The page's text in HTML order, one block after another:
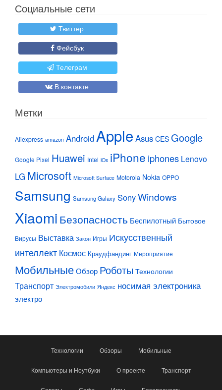
Социальные сети
Твиттер
Фейсбук
Телеграм
В контакте
Метки
Aliexpress amazon Android Apple Asus CES Google
Google Pixel Huawei Intel iOs iPhone iphones Lenovo
LG Microsoft Microsoft Surface Motorola Nokia OPPO
Samsung Samsung Galaxy SonyWindows
Xiaomi Безопасность Беспилотный Бытовое
Вирусы Выставка Закон Игры Искусственный
интеллект Космос Краудфандинг Мероприятие
МобильныеОбзор Роботы Технологии
Транспорт Электромобили Яндекс носимая электроника
электро
Технологии Обзоры Мобильные
Компьютеры и Ноутбуки О проекте Транспорт